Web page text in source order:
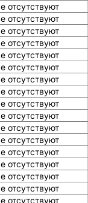
отсутствуют
отсутствуют
отсутствуют
отсутствуют
отсутствуют
отсутствуют
отсутствуют
отсутствуют
отсутствуют
отсутствуют
отсутствуют
отсутствуют
отсутствуют
отсутствуют
отсутствуют
отсутствуют
отсутствуют